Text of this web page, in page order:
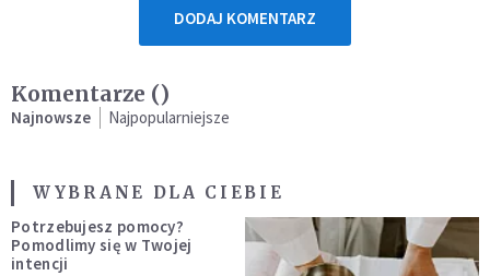
DODAJ KOMENTARZ
Komentarze ()
Najnowsze Najpopularniejsze
WYBRANE DLA CIEBIE
Potrzebujesz pomocy?
Pomodlimy się w Twojej
intencji